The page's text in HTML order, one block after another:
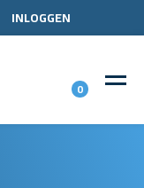
INLOGGEN
0